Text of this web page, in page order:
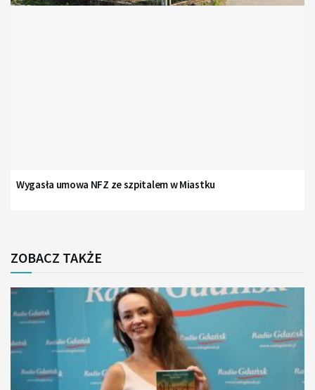
Wygasła umowa NFZ ze szpitalem w Miastku
ZOBACZ TAKŻE